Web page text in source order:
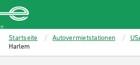
MAIN
CONTENT
Enterprise
Startseite Autovermietstationen
Harlem